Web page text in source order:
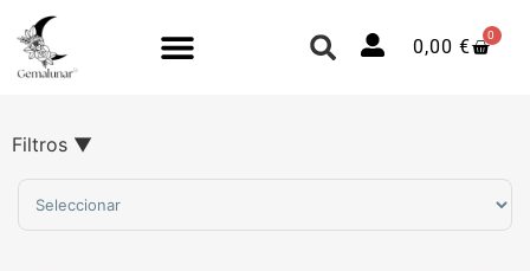
0,00 €
0
Filtros ▼
Sort Products